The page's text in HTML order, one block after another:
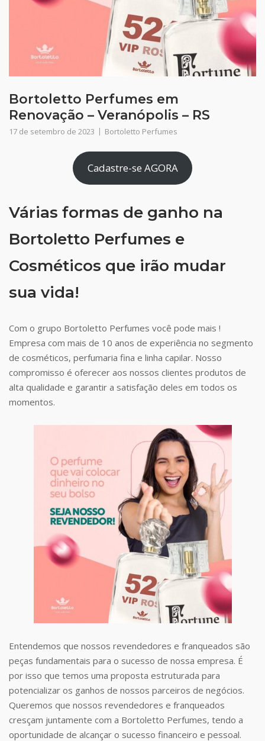
Bortoletto Perfumes em
Renovação – Veranópolis – RS
17 de setembro de 2023 Bortoletto Perfumes
Cadastre-se AGORA
Várias formas de ganho na
Bortoletto Perfumes e
Cosméticos que irão mudar
sua vida!
Com o grupo Bortoletto Perfumes você pode mais !
Empresa com mais de 10 anos de experiência no segmento
de cosméticos, perfumaria fina e linha capilar. Nosso
compromisso é oferecer aos nossos clientes produtos de
alta qualidade e garantir a satisfação deles em todos os
momentos.
Entendemos que nossos revendedores e franqueados são
peças fundamentais para o sucesso de nossa empresa. É
por isso que temos uma proposta estruturada para
potencializar os ganhos de nossos parceiros de negócios.
Queremos que nossos revendedores e franqueados
cresçam juntamente com a Bortoletto Perfumes, tendo a
oportunidade de alcançar o sucesso financeiro e pessoal.